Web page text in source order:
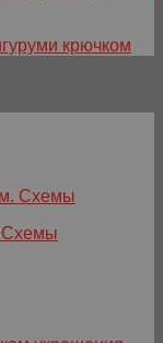
крючком
Схемы